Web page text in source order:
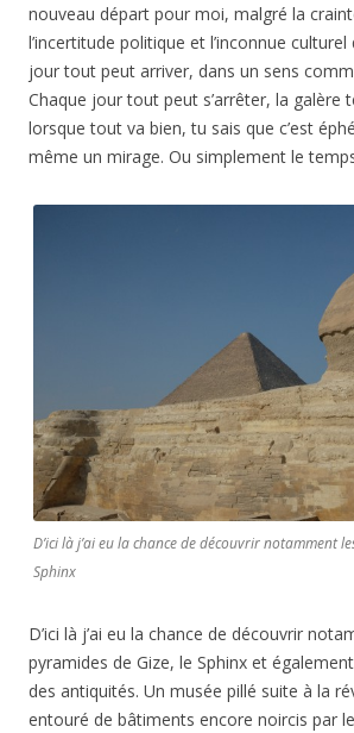
nouveau départ pour moi, malgré la
l’incertitude politique et l’inconnue
jour tout peut arriver, dans un sens
Chaque jour tout peut s’arrêter, la galère
lorsque tout va bien, tu sais que c’est
même un mirage. Ou simplement le
D’ici là j’ai eu la chance de découvrir notamment
Sphinx
D’ici là j’ai eu la chance de découvrir
pyramides de Gize, le Sphinx et
des antiquités. Un musée pillé suite à la
entouré de bâtiments encore noircis par